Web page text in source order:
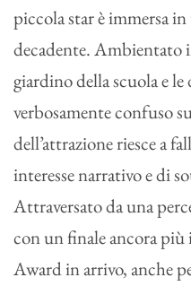
piccola star è immersa
decadente. Ambientato
giardino della scuola e
verbosamente confuso
dell’attrazione riesce a
interesse narrativo e di
Attraversato da una
con un finale ancora
Award in arrivo, anche